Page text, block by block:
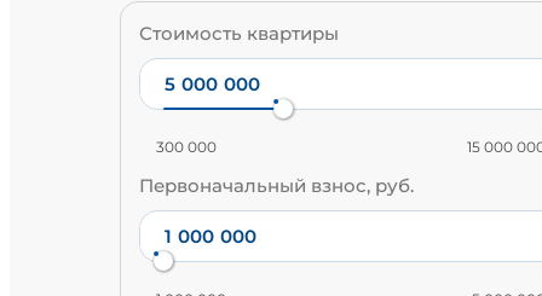
Стоимость квартиры
300 000 15 000
Первоначальный взнос, руб.